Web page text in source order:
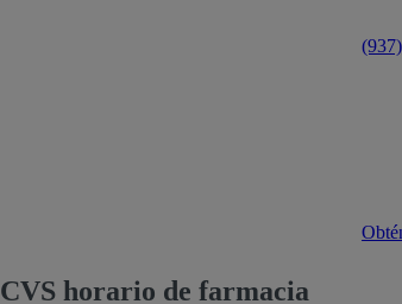
CVS horario de farmacia